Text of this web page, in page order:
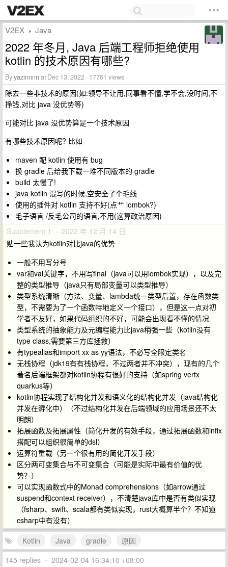
V2EX › Java
2022 年冬月, Java 后端工程师拒绝使用
kotlin 的技术原因有哪些?
Byyazinnnn at Dec 13, 2022 · 17761 views
除去一些非技术的原因(如:领导不让用,同事看不懂,学不会,没时间,不
挣钱,对比 java 没优势等)
可能对比 java 没优势算是一个技术原因
有哪些技术原因呢? 比如
maven 配 kotlin 使用有 bug
换 gradle 后给我下载一堆不同版本的 gradle
build 太慢了!
java kotlin 混写的时候,空安全了个毛线
使用的插件对 kotlin 支持不好(点艹 lombok?)
毛子语言 /反毛公司的语言,不用(这算政治原因)
Supplement 1 · 2022 年 12 月 14 日
贴一些我认为kotlin对比java的优势
一般不用写分号
var和val关键字，不用写final（java可以用lombok实现），以及完
整的类型推导（java只有局部变量可以类型推导）
类型系统清晰（方法、变量、lambda统一类型后置，存在函数类
型，不需要为了一个函数特地定义一个接口），但是这一点对初
学者不友好，如果代码组织的不好，可能会出现看不懂的情况
类型系统的抽象能力及元编程能力比java稍强一些（kotlin没有
type class,需要第三方库拯救）
有typealias和import xx as yy语法，不必写全限定类名
无栈协程（jdk19有有栈协程，不过两者并不冲突），现有的几个
著名后端框架都对kotlin协程有很好的支持（如spring vertx
quarkus等）
kotlin协程实现了结构化并发和语义化的结构化并发（java结构化
并发在孵化中）（不过结构化并发在后端领域的应用场景还不太
明朗）
拓展函数及拓展属性（简化开发的有效手段，通过拓展函数和infix
搭配可以组织很简单的dsl）
运算符重载（另一个很有用的简化开发手段）
区分两可变集合与不可变集合（可能是实际中最有价值的优
势？）
可以实现函数式中的Monad comprehensions（如arrow通过
suspend和context receiver），不清楚java库中是否有类似实现
（fsharp、swift、scala都有类似实现，rust大概算半个？不知道
csharp中有没有）
Kotlin
Java gradle
原因
145 replies • 2024-02-04 16:34:10 +08:00